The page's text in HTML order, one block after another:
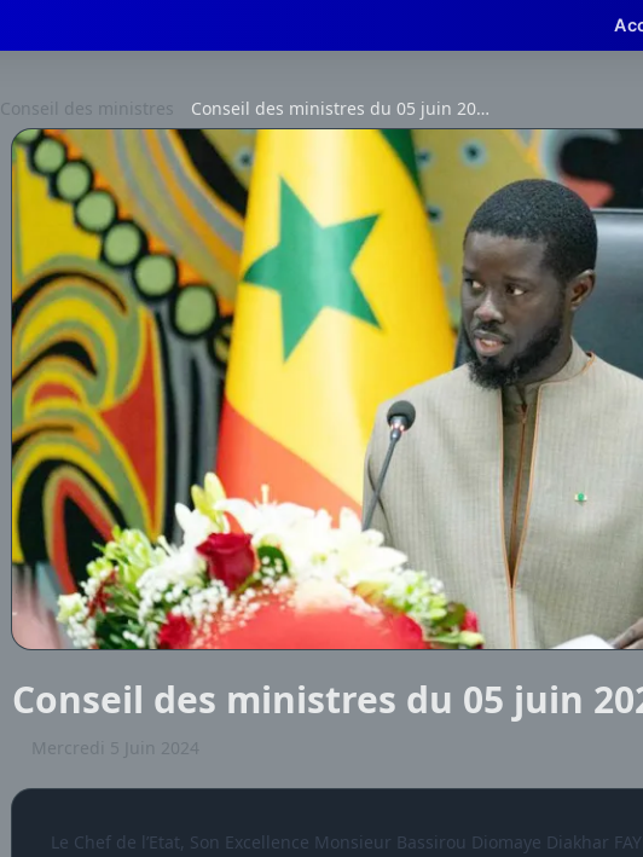
Conseil des ministres Conseil des ministres du 05 juin 2024
Conseil des ministres du 05 juin
Mercredi 5 Juin 2024
Le Chef de l’Etat, Son Excellence Monsieur Bassirou Diomaye Diakhar